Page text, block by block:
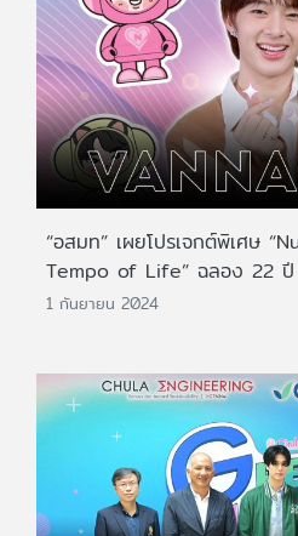
“อสมท” เผยโปรเจกต์พิเศษ
Tempo of Life” ฉลอง 22 ปี
1 กันยายน 2024